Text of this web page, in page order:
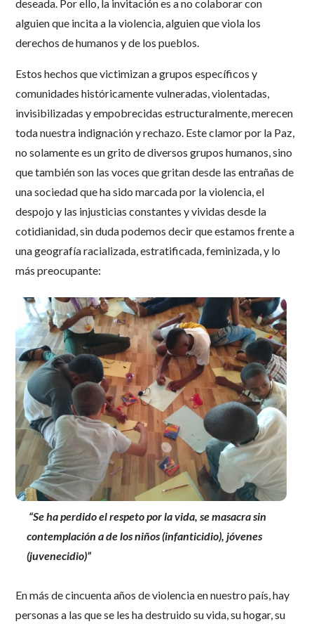
deseada. Por ello, la invitación es a no colaborar con
alguien que incita a la violencia, alguien que viola los
derechos de humanos y de los pueblos.
Estos hechos que victimizan a grupos específicos y
comunidades históricamente vulneradas, violentadas,
invisibilizadas y empobrecidas estructuralmente, merecen
toda nuestra indignación y rechazo. Este clamor por la Paz,
no solamente es un grito de diversos grupos humanos, sino
que también son las voces que gritan desde las entrañas de
una sociedad que ha sido marcada por la violencia, el
despojo y las injusticias constantes y vividas desde la
cotidianidad, sin duda podemos decir que estamos frente a
una geografía racializada, estratificada, feminizada, y lo
más preocupante:
“Se ha perdido el respeto por la vida, se masacra sin
contemplación a de los niños (infanticidio), jóvenes
(juvenecidio)”
En más de cincuenta años de violencia en nuestro país, hay
personas a las que se les ha destruido su vida, su hogar, su